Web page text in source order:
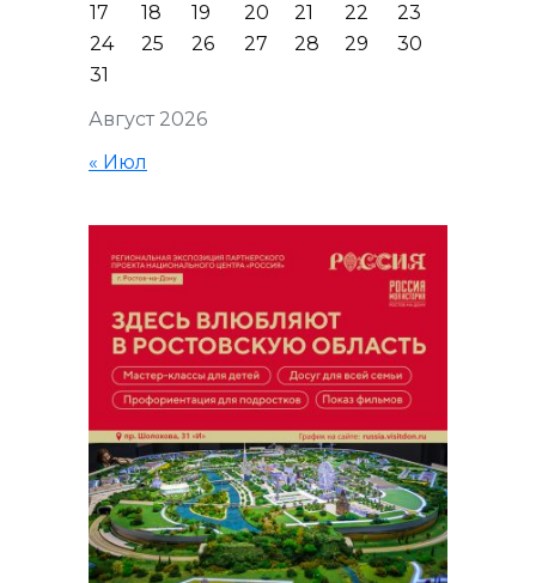
Август 2026
17
18 19 20 21 22
23
24
25 26 27 28 29
30
31
« Июл